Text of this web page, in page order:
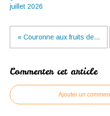
juillet 2026
« Couronne aux fruits de...
Commenter cet article
Ajouter un